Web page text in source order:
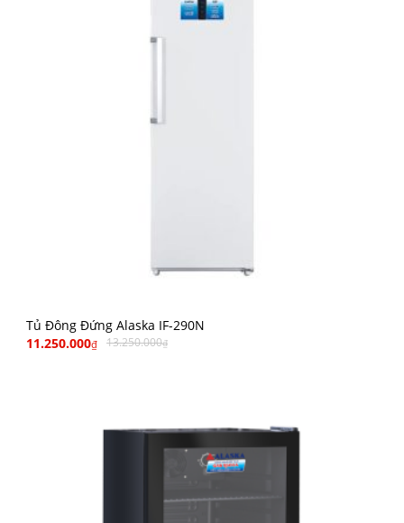
Tủ Đông Đứng Alaska IF-290N
11.250.000₫ 13.250.000₫